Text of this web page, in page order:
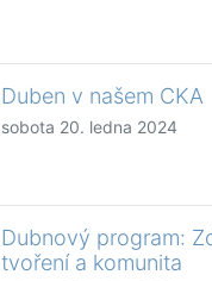
Duben v našem CKA
sobota 20. ledna 2024
Dubnový program:
tvoření a komunita